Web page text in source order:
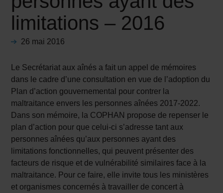
limitations – 2016
26 mai 2016
Le Secrétariat aux aînés a fait un appel de mémoires
dans le cadre d’une consultation en vue de l’adoption du
Plan d’action gouvernemental pour contrer la
maltraitance envers les personnes aînées 2017-2022.
Dans son mémoire, la COPHAN propose de repenser le
plan d’action pour que celui-ci s’adresse tant aux
personnes aînées qu’aux personnes ayant des
limitations fonctionnelles, qui peuvent présenter des
facteurs de risque et de vulnérabilité similaires face à la
maltraitance. Pour ce faire, elle invite tous les ministères
et organismes concernés à travailler de concert à